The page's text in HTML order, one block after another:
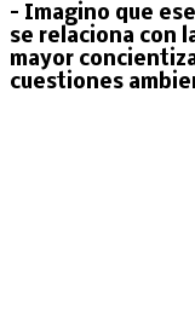
– Imagino que
se relaciona con
mayor
cuestiones